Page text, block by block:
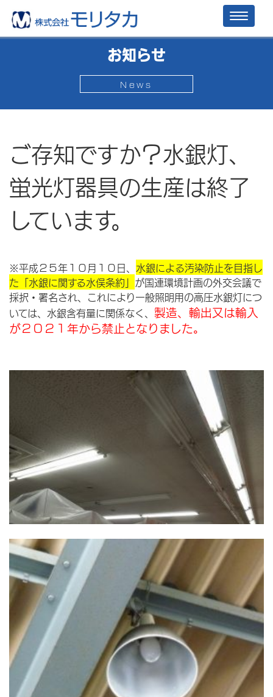
お知らせ
News
ご存知ですか？水銀灯、
蛍光灯器具の生産は終了
しています。
※平成２５年１０月１０日、 水銀による汚染防止を目指し
た「水銀に関する水俣条約」 が国連環境計画の外交会議で
採択・署名され、これにより一般照明用の高圧水銀灯につ
いては、水銀含有量に関係なく、 製造、輸出又は輸入
が２０２１年から禁止となりました。